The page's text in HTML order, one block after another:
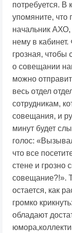
потребуется. В
упомяните, что
начальник АХО,
нему в
грозная, чтобы
о совещании
можно
весь отдел
сотрудникам,
совещания, и
минут будет
голос:
что все
стене и грозно
совещание?!».
остается, как
громко
обладают